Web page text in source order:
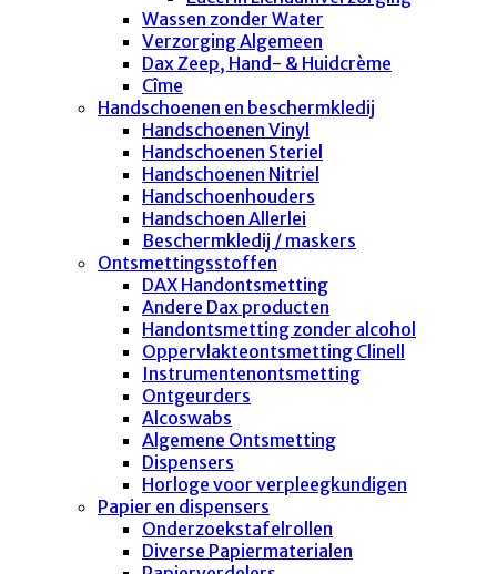
Wassen zonder Water
Verzorging Algemeen
Dax Zeep, Hand- & Huidcrème
Cîme
Handschoenen en beschermkledij
Handschoenen Vinyl
Handschoenen Steriel
Handschoenen Nitriel
Handschoenhouders
Handschoen Allerlei
Beschermkledij / maskers
Ontsmettingsstoffen
DAX Handontsmetting
Andere Dax producten
Handontsmetting zonder alcohol
Oppervlakteontsmetting Clinell
Instrumentenontsmetting
Ontgeurders
Alcoswabs
Algemene Ontsmetting
Dispensers
Horloge voor verpleegkundigen
Papier en dispensers
Onderzoekstafelrollen
Diverse Papiermaterialen